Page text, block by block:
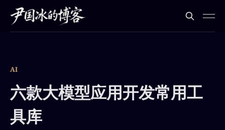
AI
六款大模型应用开发常用工
具库